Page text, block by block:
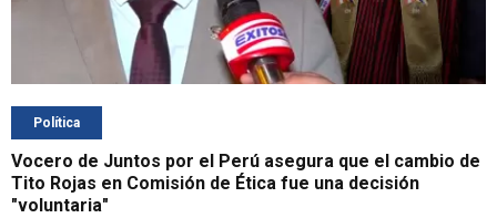
Política
Vocero de Juntos por el Perú asegura que el cambio de
Tito Rojas en Comisión de Ética fue una decisión
"voluntaria"